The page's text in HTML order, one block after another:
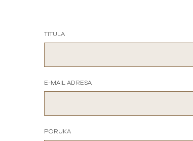
TITULA
E-MAIL ADRESA
PORUKA